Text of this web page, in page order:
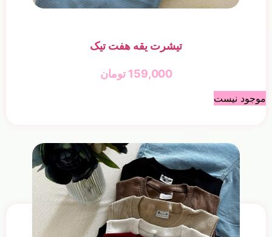
تیشرت یقه هفت تیک
159,000 تومان
موجود نیست